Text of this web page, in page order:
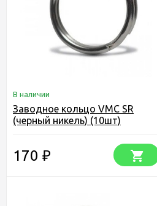
В наличии
Заводное кольцо VMC SR
(черный никель) (10шт)
170 ₽